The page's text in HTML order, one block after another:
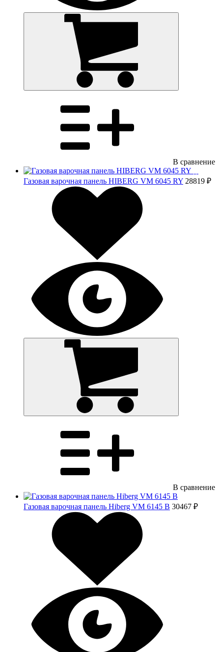
В сравнение
Газовая варочная панель HIBERG VM 6045 RY 28819 ₽
В сравнение
Газовая варочная панель Hiberg VM 6145 B 30467 ₽